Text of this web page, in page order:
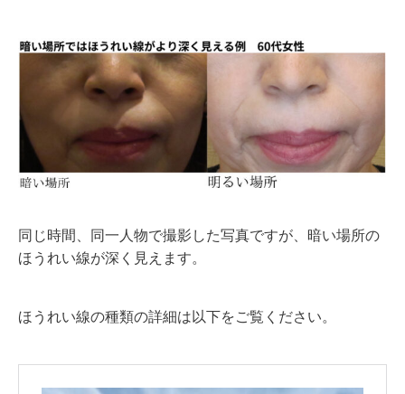
同じ時間、同一人物で撮影した写真ですが、暗い場所の
ほうれい線が深く見えます。
ほうれい線の種類の詳細は以下をご覧ください。